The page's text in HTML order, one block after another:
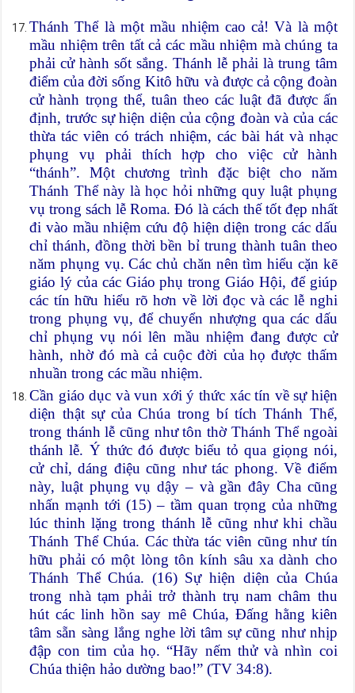
Thánh Thể là một mầu nhiệm cao cả! Và là một
mầu nhiệm trên tất cả các mầu nhiệm mà chúng ta
phải cử hành sốt sắng. Thánh lễ phải là trung tâm
điểm của đời sống Kitô hữu và được cả cộng đoàn
cử hành trọng thể, tuân theo các luật đã được ấn
định, trước sự hiện diện của cộng đoàn và của các
thừa tác viên có trách nhiệm, các bài hát và nhạc
phụng vụ phải thích hợp cho việc cử hành
“thánh”. Một chương trình đặc biệt cho năm
Thánh Thể này là học hỏi những quy luật phụng
vụ trong sách lễ Roma. Đó là cách thế tốt đẹp nhất
đi vào mầu nhiệm cứu độ hiện diện trong các dấu
chỉ thánh, đồng thời bền bỉ trung thành tuân theo
năm phụng vụ. Các chủ chăn nên tìm hiểu cặn kẽ
giáo lý của các Giáo phụ trong Giáo Hội, để giúp
các tín hữu hiểu rõ hơn về lời đọc và các lễ nghi
trong phụng vụ, để chuyển nhượng qua các dấu
chỉ phụng vụ nói lên mầu nhiệm đang được cử
hành, nhờ đó mà cả cuộc đời của họ được thấm
nhuần trong các mầu nhiệm.
Cần giáo dục và vun xới ý thức xác tín về sự hiện
diện thật sự của Chúa trong bí tích Thánh Thể,
trong thánh lễ cũng như tôn thờ Thánh Thể ngoài
thánh lễ. Ý thức đó được biểu tỏ qua giọng nói,
cử chỉ, dáng điệu cũng như tác phong. Về điểm
này, luật phụng vụ dậy – và gần đây Cha cũng
nhấn mạnh tới (15) – tầm quan trọng của những
lúc thinh lặng trong thánh lễ cũng như khi chầu
Thánh Thể Chúa. Các thừa tác viên cũng như tín
hữu phải có một lòng tôn kính sâu xa dành cho
Thánh Thể Chúa. (16) Sự hiện diện của Chúa
trong nhà tạm phải trở thành trụ nam châm thu
hút các linh hồn say mê Chúa, Đấng hằng kiên
tâm sẵn sàng lắng nghe lời tâm sự cũng như nhịp
đập con tim của họ. “Hãy nếm thử và nhìn coi
Chúa thiện hảo dường bao!” (TV 34:8).